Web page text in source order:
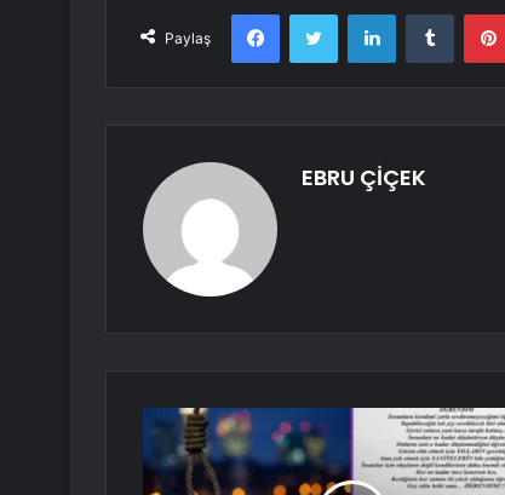
Paylaş
FacebookTwitter LinkedInTumblr
EBRU ÇİÇEK